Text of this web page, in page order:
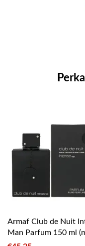
Armaf Club de Nuit
Man Parfum 150 ml